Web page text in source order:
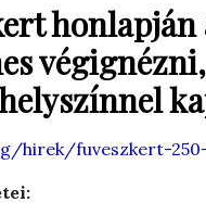
honlapján
hirek/fuveszkert-